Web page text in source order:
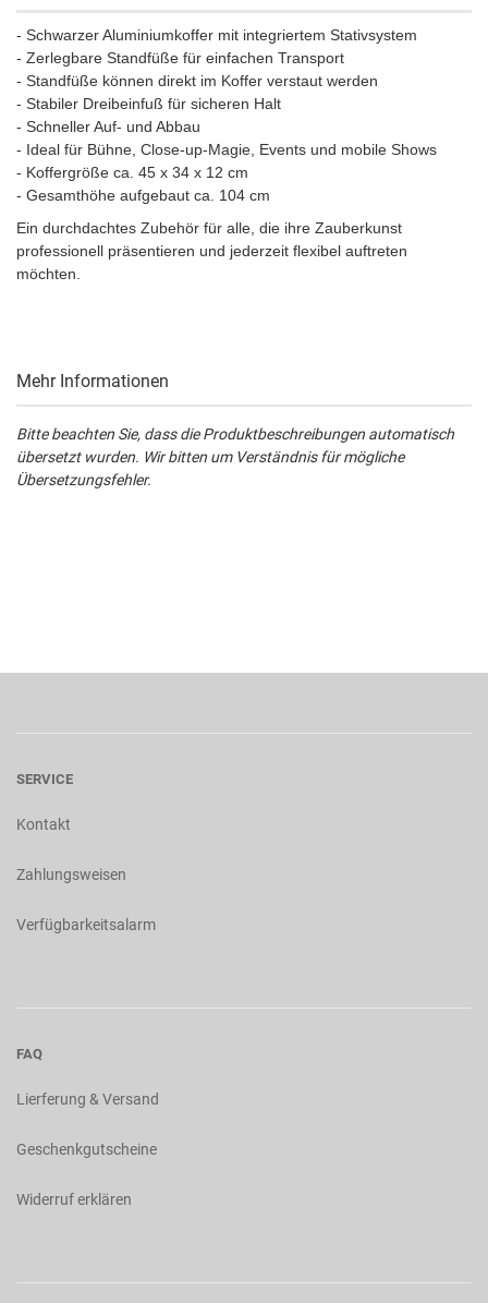
- Schwarzer Aluminiumkoffer mit integriertem Stativsystem
- Zerlegbare Standfüße für einfachen Transport
- Standfüße können direkt im Koffer verstaut werden
- Stabiler Dreibeinfuß für sicheren Halt
- Schneller Auf- und Abbau
- Ideal für Bühne, Close-up-Magie, Events und mobile Shows
- Koffergröße ca. 45 x 34 x 12 cm
- Gesamthöhe aufgebaut ca. 104 cm
Ein durchdachtes Zubehör für alle, die ihre Zauberkunst
professionell präsentieren und jederzeit flexibel auftreten
möchten.
Mehr Informationen
Bitte beachten Sie, dass die Produktbeschreibungen automatisch
übersetzt wurden. Wir bitten um Verständnis für mögliche
Übersetzungsfehler.
SERVICE
Kontakt
Zahlungsweisen
Verfügbarkeitsalarm
FAQ
Lierferung & Versand
Geschenkgutscheine
Widerruf erklären